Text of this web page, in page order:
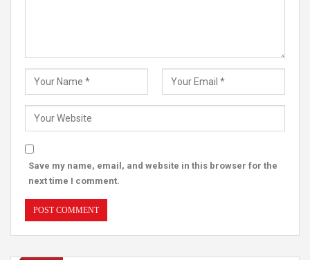
Save my name, email, and website in this browser for the
next time I comment.